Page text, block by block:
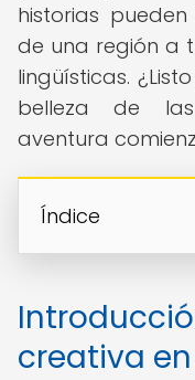
historias
de una región a
lingüísticas.
belleza de
aventura
Índice
creativa